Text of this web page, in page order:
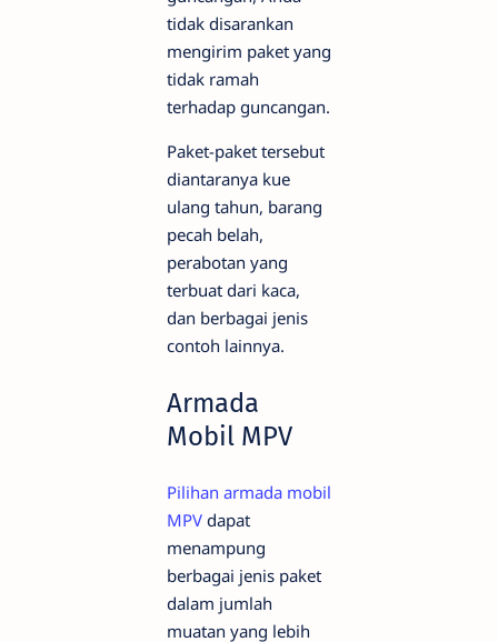
tidak disarankan
mengirim paket yang
tidak ramah
terhadap guncangan.
Paket-paket tersebut
diantaranya kue
ulang tahun, barang
pecah belah,
perabotan yang
terbuat dari kaca,
dan berbagai jenis
contoh lainnya.
Armada
Mobil MPV
Pilihan armada mobil
MPV dapat
menampung
berbagai jenis paket
dalam jumlah
muatan yang lebih